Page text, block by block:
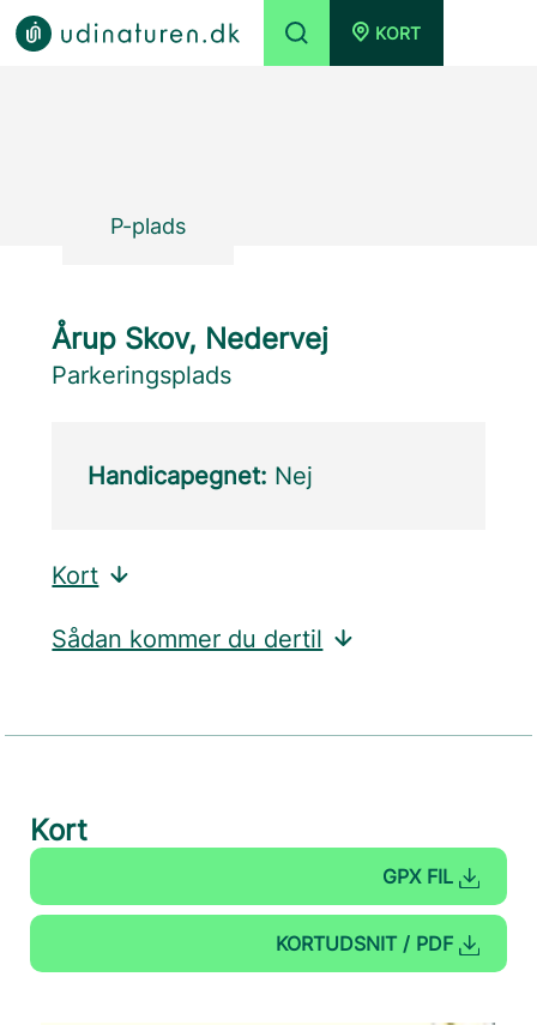
KORT
P-plads
Årup Skov, Nedervej
Parkeringsplads
Handicapegnet: Nej
Kort
Sådan kommer du dertil
Kort
GPX FIL
KORTUDSNIT / PDF